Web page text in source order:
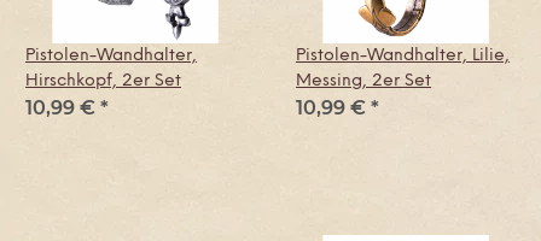
Pistolen-Wandhalter,
Hirschkopf, 2er Set
10,99 € *
Pistolen-Wandhalter, Lilie,
Messing, 2er Set
10,99 € *